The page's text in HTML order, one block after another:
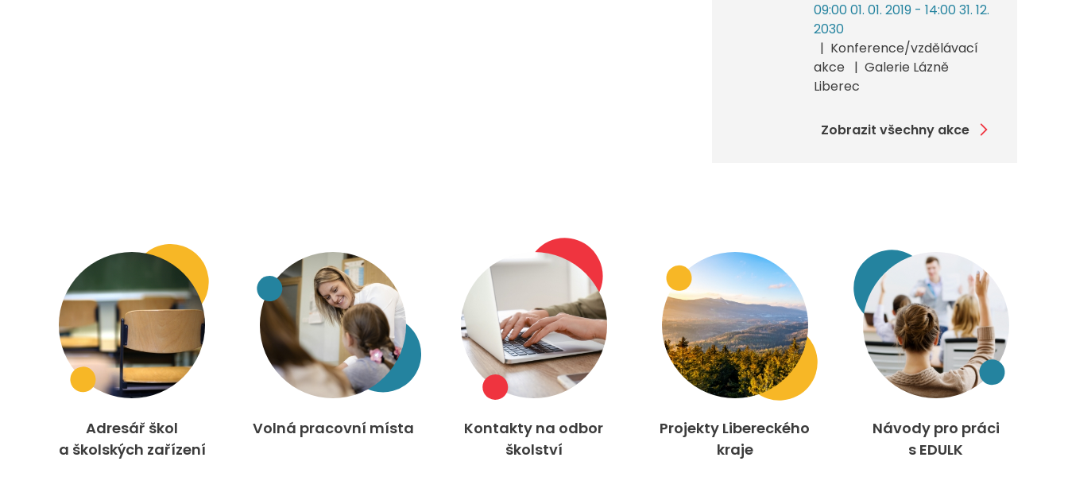
09:00 01. 01. 2019 - 14:00 31. 12.
2030
Konference/vzdělávací
akce
Galerie Lázně
Liberec
Zobrazit všechny akce
Adresář škol
a školských zařízení
Volná pracovní místa
Kontakty na odbor
školství
Projekty Libereckého
kraje
Návody pro práci
s EDULK